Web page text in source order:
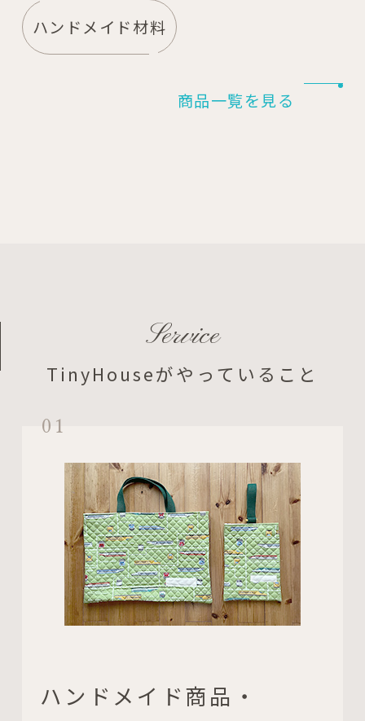
ハンドメイド材料
商品一覧を見る
Service
TinyHouseがやっていること
01
ハンドメイド商品・